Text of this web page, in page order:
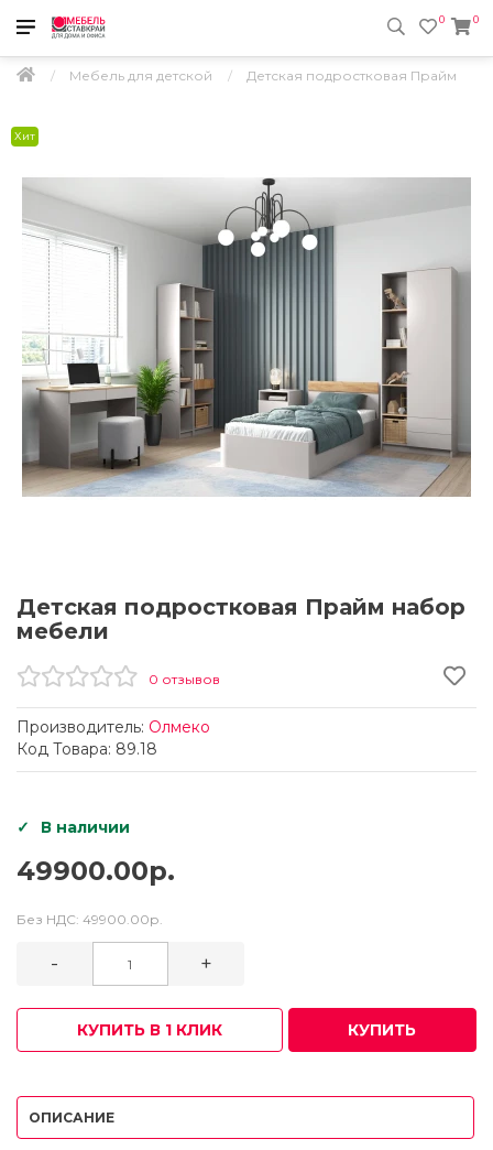
0
0
Мебель для детской Детская подростковая Прайм
Хит
Детская подростковая Прайм набор
мебели
0 отзывов
Производитель: Олмеко
Код Товара: 89.18
В наличии
49900.00р.
Без НДС: 49900.00р.
- +
КУПИТЬ В 1 КЛИК КУПИТЬ
ОПИСАНИЕ